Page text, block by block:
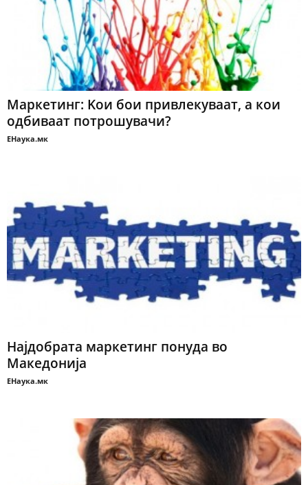
Maркетинг: Kои бои привлекуваат, а кои
одбиваат потрошувачи?
ЕНаука.мк
Најдобрата маркетинг понуда во
Македонија
ЕНаука.мк